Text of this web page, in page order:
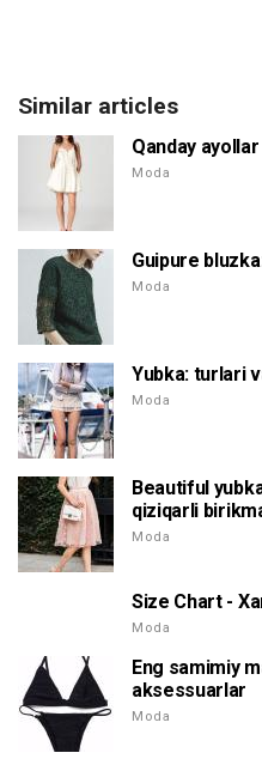
Similar articles
Qanday
Moda
Guipure
Moda
Yubka: turlari
Moda
Beautiful
qiziqarli
Moda
Size Chart -
Moda
Eng samimiy
aksessuarlar
Moda